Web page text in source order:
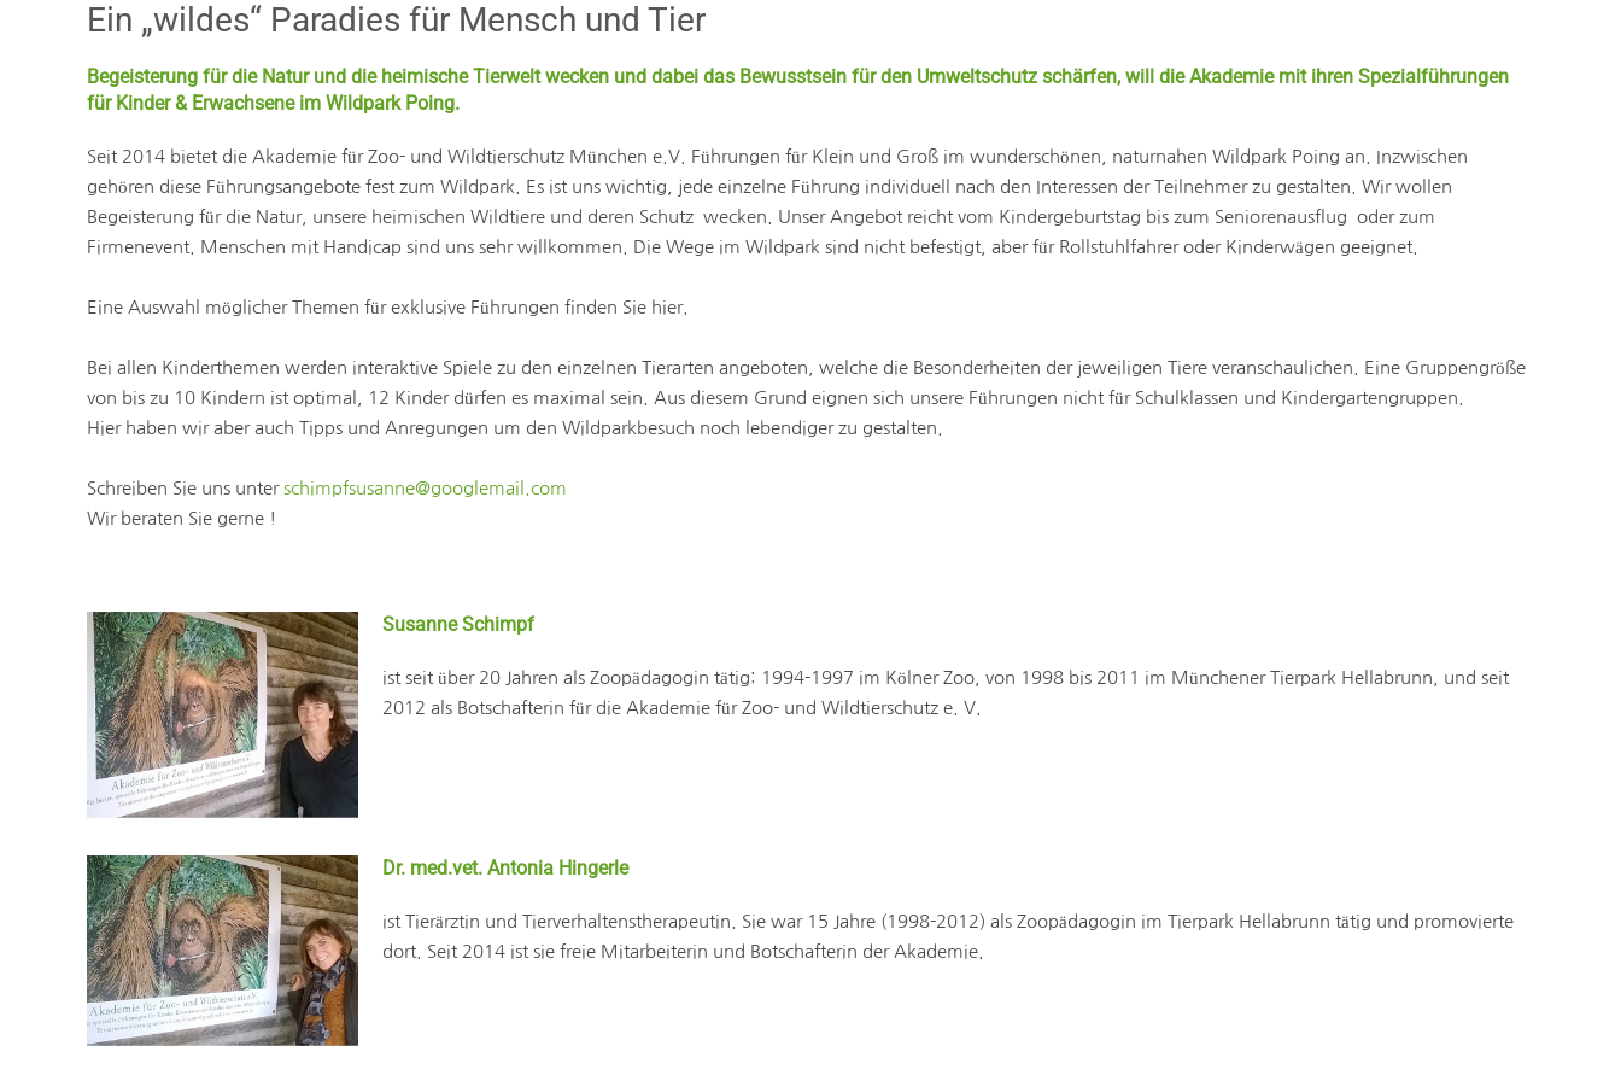
Ein „wildes“ Paradies für Mensch und Tier
Begeisterung für die Natur und die heimische Tierwelt wecken und dabei das Bewusstsein für den Umweltschutz schärfen, will die Akademie mit ihren Spezialführungen
für Kinder & Erwachsene im Wildpark Poing.
Seit 2014 bietet die Akademie für Zoo- und Wildtierschutz München e.V. Führungen für Klein und Groß im wunderschönen, naturnahen Wildpark Poing an. Inzwischen
gehören diese Führungsangebote fest zum Wildpark. Es ist uns wichtig, jede einzelne Führung individuell nach den Interessen der Teilnehmer zu gestalten. Wir wollen
Begeisterung für die Natur, unsere heimischen Wildtiere und deren Schutz wecken. Unser Angebot reicht vom Kindergeburtstag bis zum Seniorenausflug oder zum
Firmenevent. Menschen mit Handicap sind uns sehr willkommen. Die Wege im Wildpark sind nicht befestigt, aber für Rollstuhlfahrer oder Kinderwägen geeignet.
Eine Auswahl möglicher Themen für exklusive Führungen finden Sie hier.
Bei allen Kinderthemen werden interaktive Spiele zu den einzelnen Tierarten angeboten, welche die Besonderheiten der jeweiligen Tiere veranschaulichen. Eine Gruppengröße
von bis zu 10 Kindern ist optimal, 12 Kinder dürfen es maximal sein. Aus diesem Grund eignen sich unsere Führungen nicht für Schulklassen und Kindergartengruppen.
Hier haben wir aber auch Tipps und Anregungen um den Wildparkbesuch noch lebendiger zu gestalten.
Schreiben Sie uns unter schimpfsusanne@googlemail.com
Wir beraten Sie gerne !
Susanne Schimpf
ist seit über 20 Jahren als Zoopädagogin tätig: 1994-1997 im Kölner Zoo, von 1998 bis 2011 im Münchener Tierpark Hellabrunn, und seit
2012 als Botschafterin für die Akademie für Zoo- und Wildtierschutz e. V.
Dr. med.vet. Antonia Hingerle
ist Tierärztin und Tierverhaltenstherapeutin. Sie war 15 Jahre (1998-2012) als Zoopädagogin im Tierpark Hellabrunn tätig und promovierte
dort. Seit 2014 ist sie freie Mitarbeiterin und Botschafterin der Akademie.